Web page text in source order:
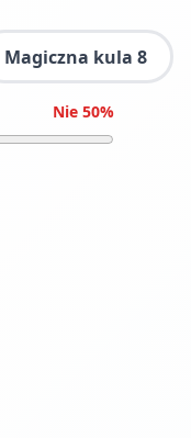
Magiczna kula 8
Nie 50%